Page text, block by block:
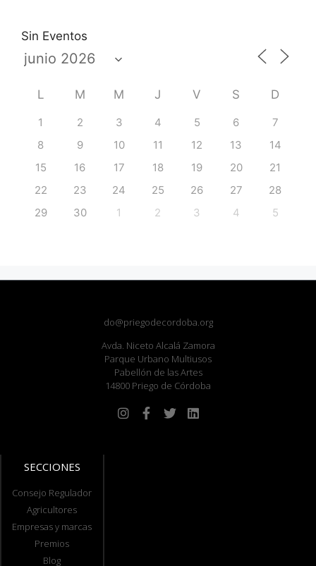
Sin Eventos
L M M J V S D
1 2 3 4 5 6
7
8
9 10 11 12 13
14
15
16 17 18 19 20
21
22
23 24 25 26 27
28
29
30 1 2 3 4 5
do@priegodecordoba.org
Avda. Niceto Alcalá Zamora
Parque Urbano Multiusos
Pabellón de las Artes
14800 Priego de Córdoba
SECCIONES
Consejo Regulador
Agricultores
Empresas y marcas
Premios
Blog